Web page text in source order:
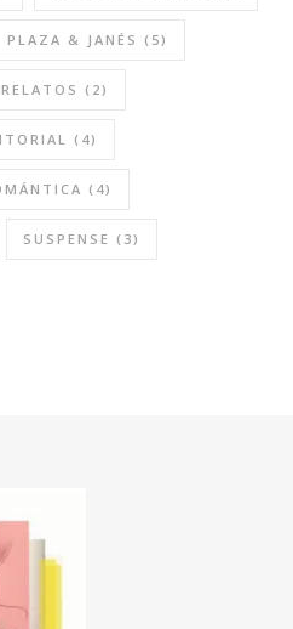
PLAZA & JANÉS (5)
RELATOS (2)
(4)
(4)
SUSPENSE (3)